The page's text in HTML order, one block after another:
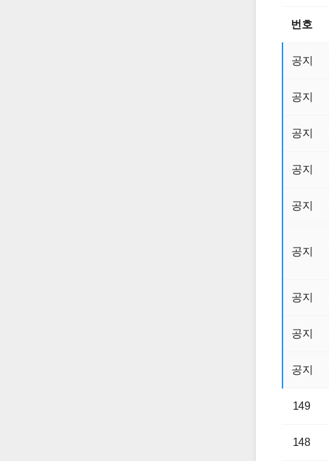
번호
공지
공지
공지
공지
공지
공지
공지
공지
공지
149
148